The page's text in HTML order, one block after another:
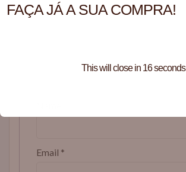
Email *
FAÇA JÁ A SUA COMPRA!
This will close in 16seconds